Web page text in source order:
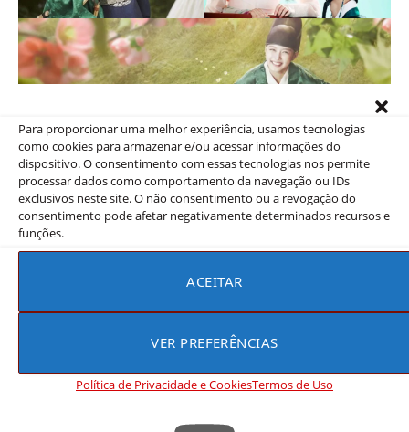
Para proporcionar uma melhor experiência, usamos tecnologias
como cookies para armazenar e/ou acessar informações do
dispositivo. O consentimento com essas tecnologias nos permite
processar dados como comportamento da navegação ou IDs
exclusivos neste site. O não consentimento ou a revogação do
consentimento pode afetar negativamente determinados recursos e
funções.
ACEITAR
VER PREFERÊNCIAS
Política de Privacidade e CookiesTermos de Uso
Love in the Moonlight Trailer